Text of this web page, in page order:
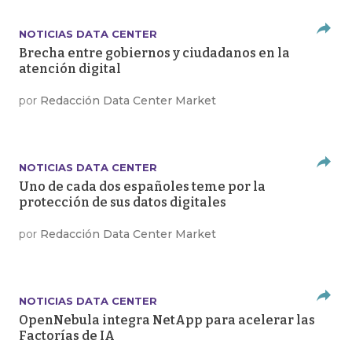
NOTICIAS DATA CENTER
Brecha entre gobiernos y ciudadanos en la
atención digital
por Redacción Data Center Market
NOTICIAS DATA CENTER
Uno de cada dos españoles teme por la
protección de sus datos digitales
por Redacción Data Center Market
NOTICIAS DATA CENTER
OpenNebula integra NetApp para acelerar las
Factorías de IA